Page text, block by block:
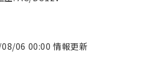
06 00:00 情報更新